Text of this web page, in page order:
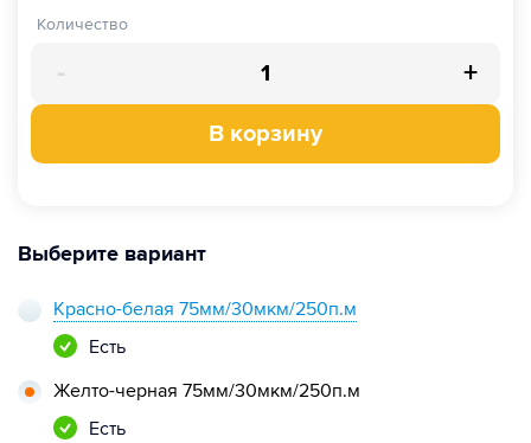
Количество
- +
В корзину
Выберите вариант
Красно-белая 75мм/30мкм/250п.м
Есть
Желто-черная 75мм/30мкм/250п.м
Есть